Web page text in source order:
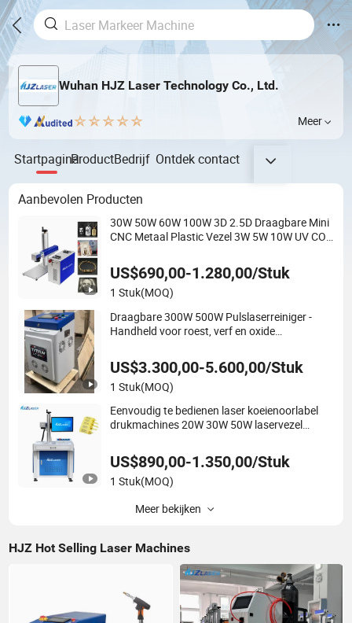
Wuhan HJZ Laser Technology Co., Ltd.
Meer
StartpaginaProductBedrijf Ontdekcontact
Aanbevolen Producten
30W 50W 60W 100W 3D 2.5D Draagbare Mini
CNC Metaal Plastic Vezel 3W 5W 10W UV CO2
Sieraden Graveren Machine
US$690,00-1.280,00/Stuk
1 Stuk(MOQ)
Draagbare 300W 500W Pulslaserreiniger -
Handheld voor roest, verf en oxide
gecertificeerd
US$3.300,00-5.600,00/Stuk
1 Stuk(MOQ)
Eenvoudig te bedienen laser koeienoorlabel
drukmachines 20W 30W 50W laservezel
US$890,00-1.350,00/Stuk
1 Stuk(MOQ)
Meer bekijken
HJZ Hot Selling Laser Machines